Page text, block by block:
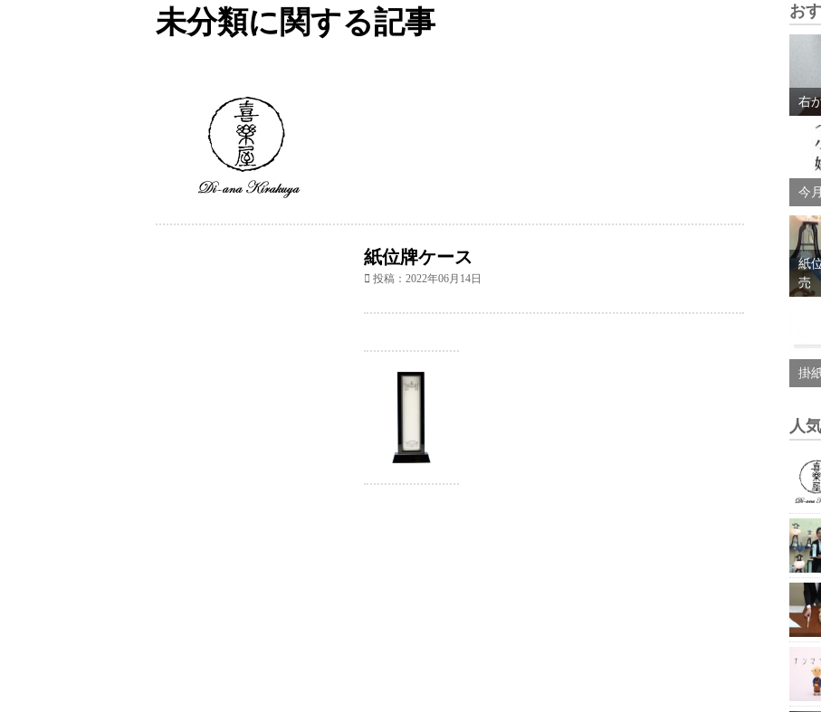
未分類に関する記事
紙位牌ケース
投稿：2022年06月14日
お
右
今
紙
売
掛
人